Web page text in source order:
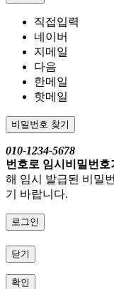
직접입력
네이버
지메일
다음
한메일
핫메일
비밀번호 찾기
010-1234-5678
번호로 임시비밀번
해 임시 발급된 비밀
기 바랍니다.
로그인
닫기
확인